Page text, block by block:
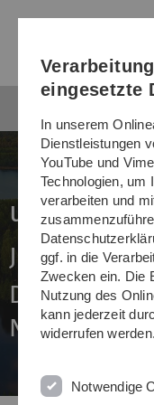
uni ulm
Juni 2020
Das Ulmer
Nr. 352
eingesetzte
In unserem
Dienstleistungen
YouTube und
Technologien, um
verarbeiten und
ggf. in die
Zwecken ein. Die
Nutzung des
kann jederzeit
widerrufen werden.
Notwendige